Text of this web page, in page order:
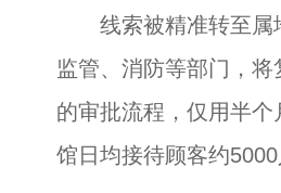
线索被精准转至属地
监管、消防等部门，
的审批流程，仅用半
馆日均接待顾客约5000